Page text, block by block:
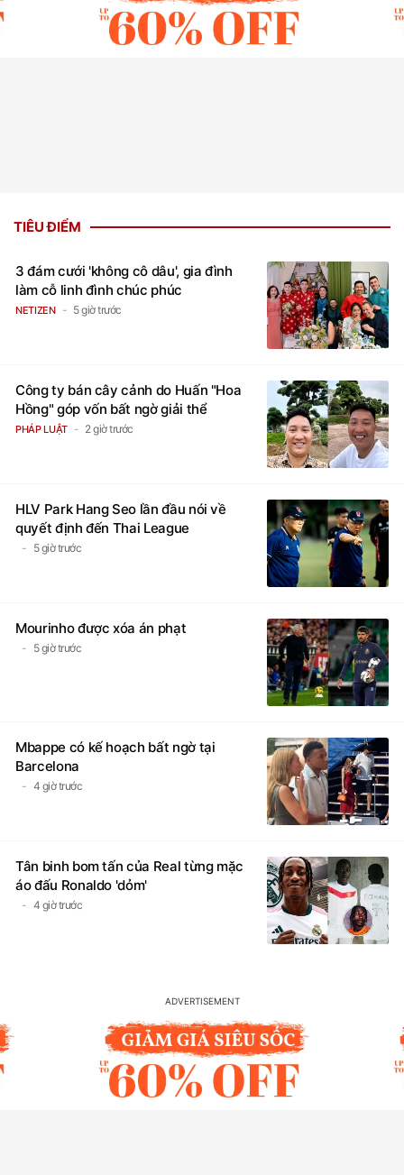
TIÊU ĐIỂM
3 đám cưới 'không cô dâu', gia đình
làm cỗ linh đình chúc phúc
NETIZEN 5 giờ trước
Công ty bán cây cảnh do Huấn "Hoa
Hồng" góp vốn bất ngờ giải thể
PHÁP LUẬT 2 giờ trước
HLV Park Hang Seo lần đầu nói về
quyết định đến Thai League
5 giờ trước
Mourinho được xóa án phạt
5 giờ trước
Mbappe có kế hoạch bất ngờ tại
Barcelona
4 giờ trước
Tân binh bom tấn của Real từng mặc
áo đấu Ronaldo 'dỏm'
4 giờ trước